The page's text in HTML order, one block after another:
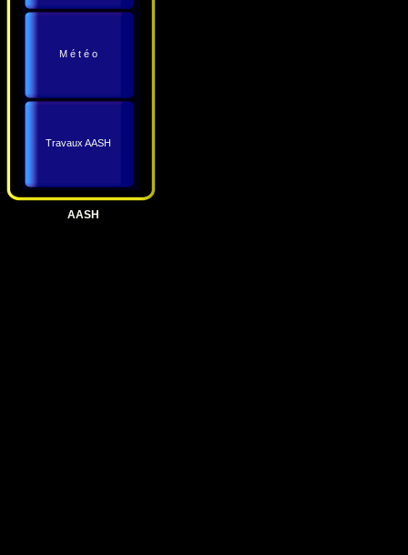
M é t é o
Travaux AASH
AASH